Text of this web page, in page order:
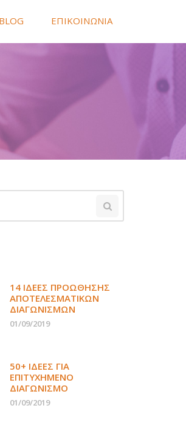
BLOG ΕΠΙΚΟΙΝΩΝΙΑ
14 ΙΔΈΕΣ ΠΡΟΏΘΗΣΗΣ
ΑΠΟΤΕΛΕΣΜΑΤΙΚΏΝ
ΔΙΑΓΩΝΙΣΜΏΝ
01/09/2019
50+ ΙΔΕΕΣ ΓΙΑ
ΕΠΙΤΥΧΗΜΕΝΟ
ΔΙΑΓΩΝΙΣΜΟ
01/09/2019